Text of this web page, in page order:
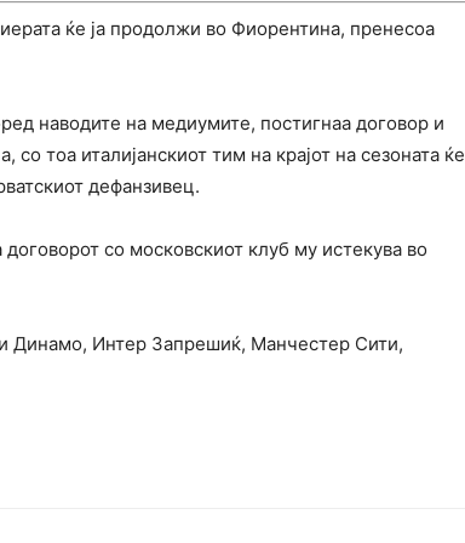
ќе ја продолжи во Фиорентина, пренесоа
наводите на медиумите, постигнаа договор и
со тоа италијанскиот тим на крајот на сезоната ќе
дефанзивец.
со московскиот клуб му истекува во
Динамо, Интер Запрешиќ, Манчестер Сити,